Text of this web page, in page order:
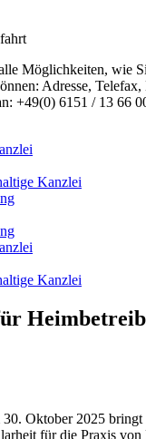
Möglichkeiten, wie
Adresse,
+49(0) 6151 / 13 66
Kanzlei
Kanzlei
Oktober 2025 bringt
für die Praxis von